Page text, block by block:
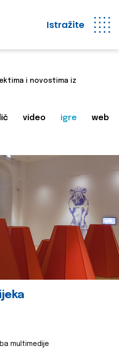
Istražite
i novostima iz
video igre web
multimedije